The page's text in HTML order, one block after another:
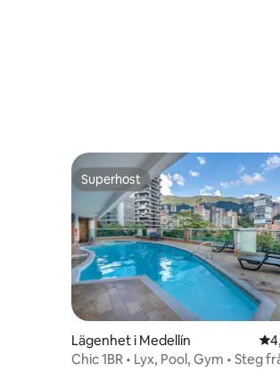
Superhost
Superhost
Lägenhet i Medellín
Chic 1BR • Lyx, Pool, Gym • Steg